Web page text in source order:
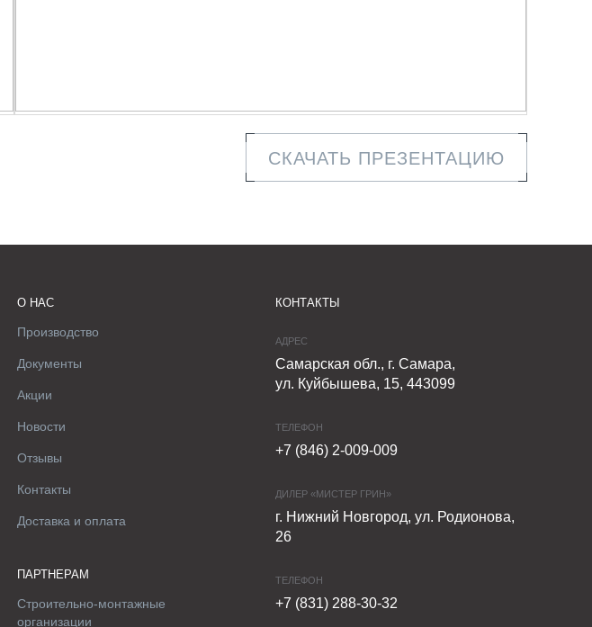
СКАЧАТЬ ПРЕЗЕНТАЦИЮ
О НАС
Производство
Документы
Акции
Новости
Отзывы
Контакты
Доставка и оплата
ПАРТНЕРАМ
Строительно-монтажные
организации
КОНТАКТЫ
АДРЕС
Самарская обл., г. Самара,
ул. Куйбышева, 15, 443099
ТЕЛЕФОН
+7 (846) 2-009-009
ДИЛЕР «МИСТЕР ГРИН»
г. Нижний Новгород, ул. Родионова,
26
ТЕЛЕФОН
+7 (831) 288-30-32